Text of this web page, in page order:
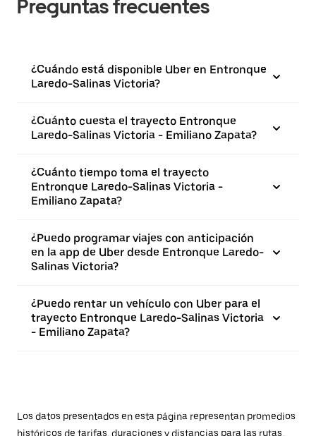
Preguntas frecuentes
¿Cuándo está disponible Uber en Entronque
Laredo-Salinas Victoria?
¿Cuánto cuesta el trayecto Entronque
Laredo-Salinas Victoria - Emiliano Zapata?
¿Cuánto tiempo toma el trayecto
Entronque Laredo-Salinas Victoria -
Emiliano Zapata?
¿Puedo programar viajes con anticipación
en la app de Uber desde Entronque Laredo-
Salinas Victoria?
¿Puedo rentar un vehículo con Uber para el
trayecto Entronque Laredo-Salinas Victoria
- Emiliano Zapata?
Los datos presentados en esta página representan promedios
históricos de tarifas, duraciones y distancias para las rutas.